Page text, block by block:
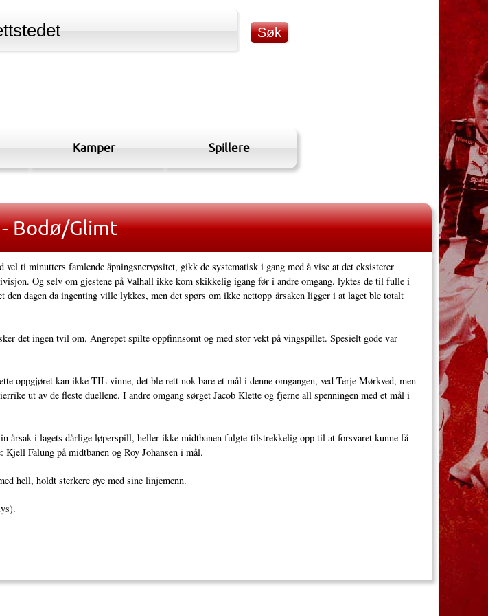
Kamper Spillere
Bodø/Glimt
ti minutters famlende åpningsnervøsitet, gikk de systematisk i gang med å vise at det eksisterer
Og selv om gjestene på Valhall ikke kom skikkelig igang før i andre omgang. lyktes de til fulle i
den dagen da ingenting ville lykkes, men det spørs om ikke nettopp årsaken ligger i at laget ble totalt
det ingen tvil om. Angrepet spilte oppfinnsomt og med stor vekt på vingspillet. Spesielt gode var
oppgjøret kan ikke TIL vinne, det ble rett nok bare et mål i denne omgangen, ved Terje Mørkved, men
ut av de fleste duellene. I andre omgang sørget Jacob Klette og fjerne all spenningen med et mål i
årsak i lagets dårlige løperspill, heller ikke midtbanen fulgte tilstrekkelig opp til at forsvaret kunne få
Falung på midtbanen og Roy Johansen i mål.
hell, holdt sterkere øye med sine linjemenn.